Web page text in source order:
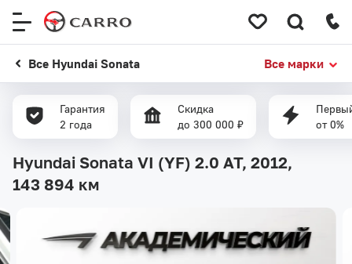
Все Hyundai Sonata Все марки
Гарантия
2 года
Скидка
до 300 000 ₽
от 0%
Hyundai Sonata VI (YF) 2.0 AT, 2012,
143 894 км